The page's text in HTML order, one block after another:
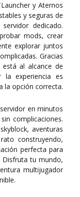
y Aternos
y seguras de
dedicado.
mods, crear
explorar juntos
Gracias
al alcance de
la experiencia es
la opción correcta.
en minutos
complicaciones.
aventuras
construyendo,
perfecta para
Disfruta tu mundo,
multijugador